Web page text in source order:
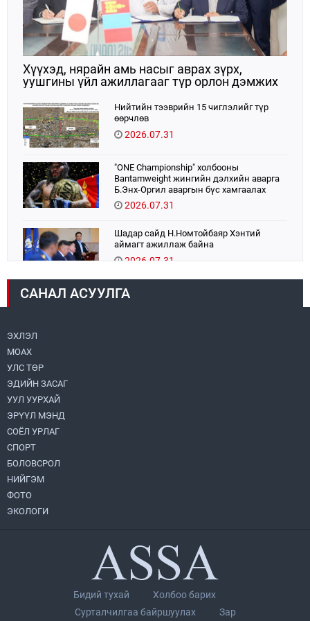
Хүүхэд, нярайн амь насыг аврах зүрх,
уушгины үйл ажиллагааг түр орлон дэмжих
Нийтийн тээврийн 15 чиглэлийг түр
өөрчлөв
2026.07.31
"ONE Championship" холбооны
Bantamweight жингийн дэлхийн аварга
Б.Энх-Оргил аваргын бүс хамгаалах
тулаанаа өнөөдөр хийнэ.
2026.07.31
Шадар сайд Н.Номтойбаяр Хэнтий
аймагт ажиллаж байна
2026.07.31
Авто зам шинээр барина
Ирэх 10 хоногийн цаг агаарын
урьдчилсан төлөв
2026.07.31
Орон нутгийн Биеийн тамир, спортын
САНАЛ АСУУЛГА
ЭХЛЭЛ
МОАХ
УЛС ТӨР
ЭДИЙН ЗАСАГ
УУЛ УУРХАЙ
ЭРҮҮЛ МЭНД
СОЁЛ УРЛАГ
СПОРТ
БОЛОВСРОЛ
НИЙГЭМ
ФОТО
ЭКОЛОГИ
Бидий тухай
Холбоо барих
Сурталчилгаа байршуулах
Зар